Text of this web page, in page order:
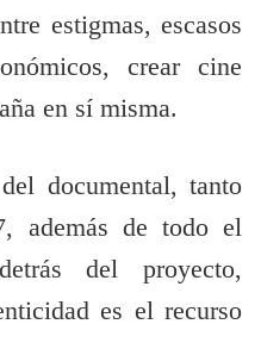
estigmas, escasos
crear cine
en sí misma.
documental, tanto
además de todo el
del proyecto,
es el recurso